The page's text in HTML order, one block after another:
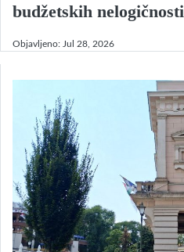
budžetskih nelogičnosti
Objavljeno: Jul 28, 2026